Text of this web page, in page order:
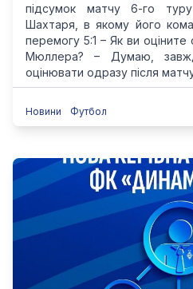
підсумок матчу 6-го
Шахтаря, в якому його
перемогу 5:1 – Як ви
Мюллера? – Думаю,
оцінювати одразу після
Новини Футбол